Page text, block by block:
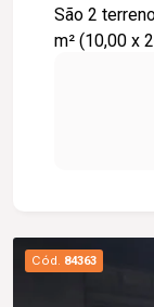
São 2
m² (10,00 x
conforme a
170.000,00
para
Cód. 84363